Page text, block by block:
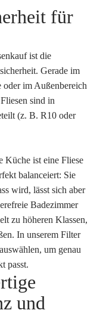
für
ist die
Gerade im
oder im Außenbereich
sind in
(z. B. R10 oder
Küche ist eine Fliese
balanceiert: Sie
wird, lässt sich aber
Badezimmer
zu höheren Klassen,
In unserem Filter
um genau
passt.
und